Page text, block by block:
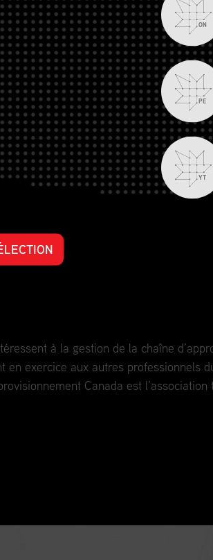
à la gestion de la chaîne
en exercice aux autres professionnels
Canada est
ON
PE
YT